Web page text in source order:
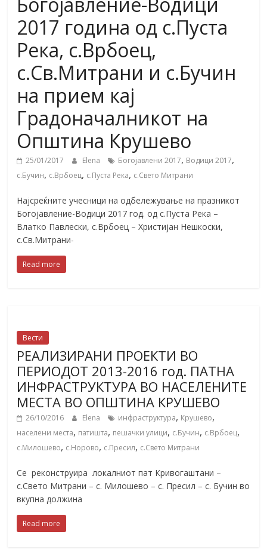
2017 година од с.Пуста
Река, с.Врбоец,
с.Св.Митрани и с.Бучин
на прием кај
Градоначалникот на
Општина Крушево
25/01/2017 Elena Богојавлени 2017, Водици 2017,
с.Бучин, с.Врбоец, с.Пуста Река, с.Свето Митрани
Најсреќните учесници на одбележување на празникот
Богојавление-Водици 2017 год. од с.Пуста Река –
Влатко Павлески, с.Врбоец – Христијан Нешкоски,
с.Св.Митрани-
Read more
Вести
РЕАЛИЗИРАНИ ПРОЕКТИ ВО
ПЕРИОДОТ 2013-2016 год. ПАТНА
ИНФРАСТРУКТУРА ВО НАСЕЛЕНИТЕ
МЕСТА ВО ОПШТИНА КРУШЕВО
26/10/2016 Elena инфраструктура, Крушево,
населени места, патишта, пешачки улици, с.Бучин, с.Врбоец,
с.Милошево, с.Норово, с.Пресил, с.Свето Митрани
Се реконструира локалниот пат Кривогаштани –
с.Свето Митрани – с. Милошево – с. Пресил – с. Бучин во
вкупна должина
Read more